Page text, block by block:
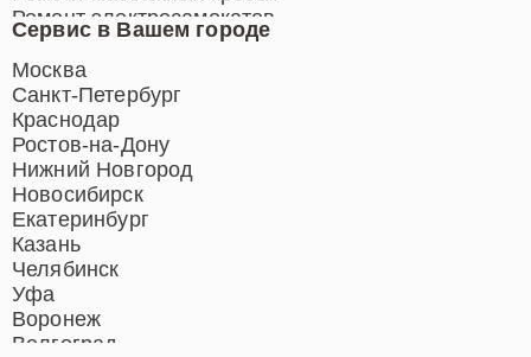
Сервис в Вашем городе
Москва
Санкт-Петербург
Краснодар
Ростов-на-Дону
Нижний Новгород
Новосибирск
Екатеринбург
Казань
Челябинск
Уфа
Воронеж
Волгоград
Ремонт электросамокатов
Ремонт индукционных плит
Ремонт роботов-пылесосов
Ремонт гладильных систем
Ремонт отпаривателей
Ремонт вертикальных
пылесосов